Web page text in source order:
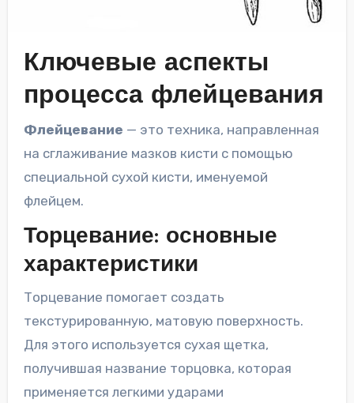
Ключевые аспекты
процесса флейцевания
Флейцевание — это техника, направленная
на сглаживание мазков кисти с помощью
специальной сухой кисти, именуемой
флейцем.
Торцевание: основные
характеристики
Торцевание помогает создать
текстурированную, матовую поверхность.
Для этого используется сухая щетка,
получившая название торцовка, которая
применяется легкими ударами